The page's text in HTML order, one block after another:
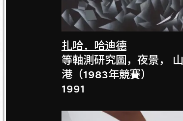
扎哈．哈迪德
等軸測研究圖，夜景，
港（1983年競賽）
1991